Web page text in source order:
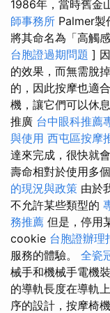
1986年，當時舊金
師事務所 Palmer製
將其命名為「高觸
台胞證過期問題 ]
的效果，而無需脫
的，因此按摩也適
機，讓它們可以休
推廣 台中眼科推薦
與使用 西屯區按摩
達來完成，很快就
壽命相對於使用多
的現況與政策 由於
不允許某些類型的
務推薦 但是，停用
cookie 台胞證辦理
服務的體驗。 全瓷
械手和機械手電機
的導軌長度在導軌
序的設計，按摩椅